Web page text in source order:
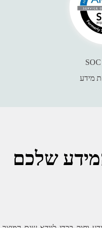
SOC 2 type 2
שלכם